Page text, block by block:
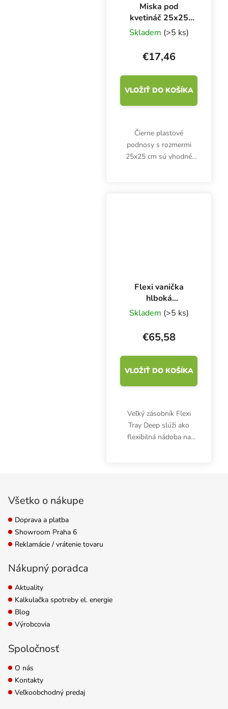
Miska pod
kvetináč 25x25
cm, balenie 20 ks
Skladem (>5 ks)
€17,46
VLOŽIŤ DO KOŠÍKA
Čierne plastové
podnosy s rozmermi
25x25 cm sú vhodné
Flexi vanička
hlboká
150x150x10 cm
Skladem (>5 ks)
€65,58
VLOŽIŤ DO KOŠÍKA
Veľký zásobník Flexi
Tray Deep slúži ako
flexibilná nádoba na
Všetko o nákupe
Doprava a platba
Showroom Praha 6
Reklamácie / vrátenie tovaru
Nákupný poradca
Aktuality
Kalkulačka spotreby el. energie
Blog
Výrobcovia
Spoločnosť
O nás
Kontakty
Veľkoobchodný predaj